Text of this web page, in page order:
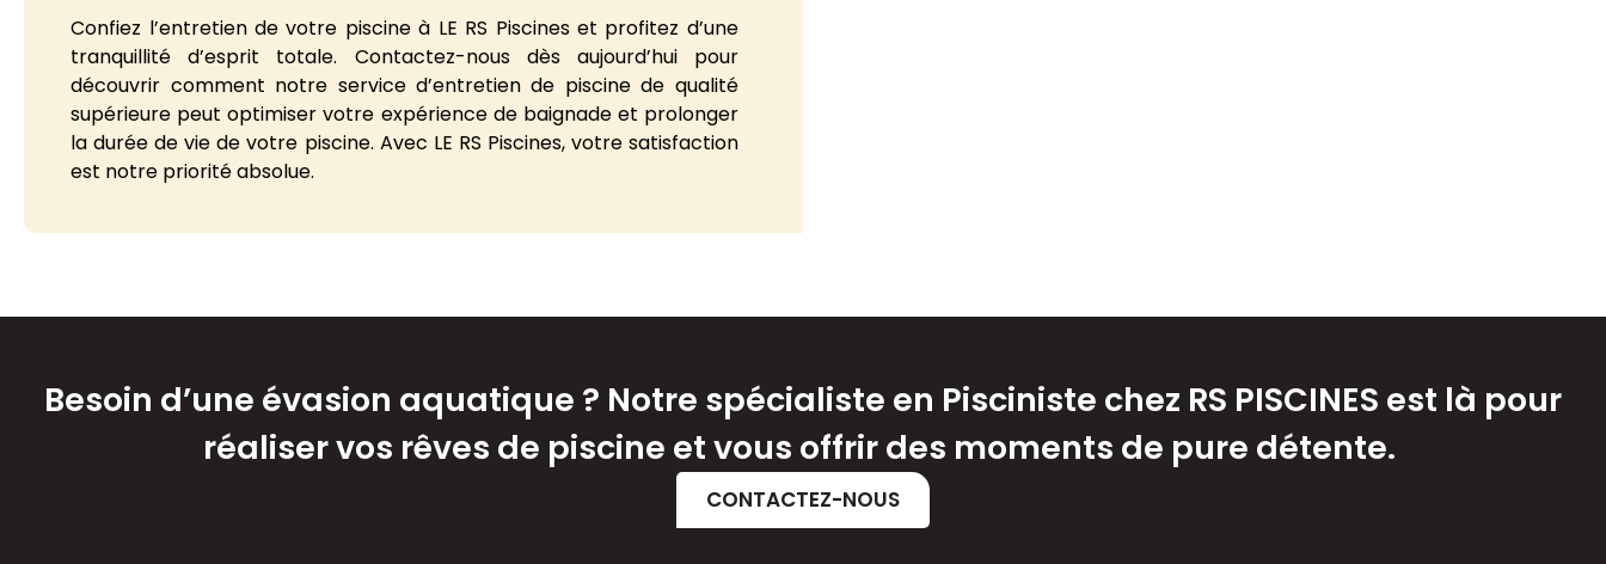
Confiez l’entretien de votre piscine à LE RS Piscines et profitez d’une
tranquillité d’esprit totale. Contactez-nous dès aujourd’hui pour
découvrir comment notre service d’entretien de piscine de qualité
supérieure peut optimiser votre expérience de baignade et prolonger
la durée de vie de votre piscine. Avec LE RS Piscines, votre satisfaction
est notre priorité absolue.
Besoin d’une évasion aquatique ? Notre spécialiste en Pisciniste chez RS PISCINES est là pour
réaliser vos rêves de piscine et vous offrir des moments de pure détente.
CONTACTEZ-NOUS